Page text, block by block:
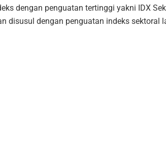
dengan penguatan tertinggi yakni IDX
disusul dengan penguatan indeks sektoral